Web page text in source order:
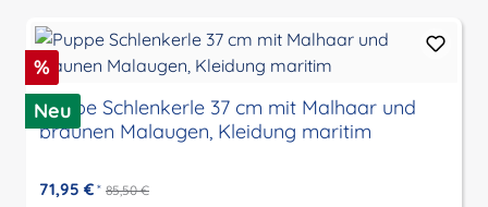
Rabatt
%
Neu
Puppe Schlenkerle 37 cm mit Malhaar und
braunen Malaugen, Kleidung maritim
71,95 € * 85,50 €